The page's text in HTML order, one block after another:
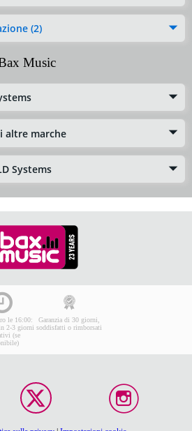
(2)
Music
altre marche
Systems
le 16:00:
2-3 giorni
(se
Garanzia di 30 giorni,
soddisfatti o rimborsati